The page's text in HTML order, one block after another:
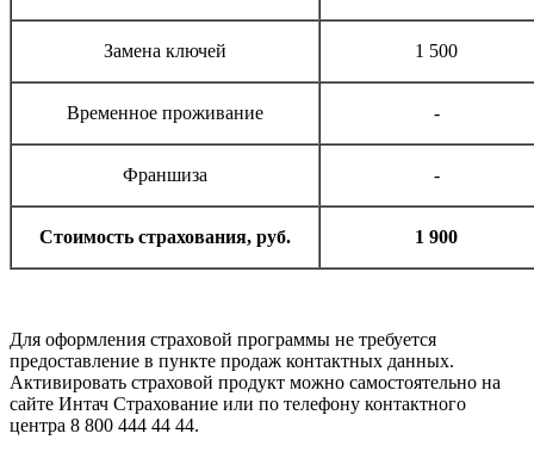
Замена ключей 1 500
Временное проживание -
Франшиза -
Стоимость страхования, руб. 1 900
Для оформления страховой программы не требуется
предоставление в пункте продаж контактных данных.
Активировать страховой продукт можно самостоятельно на
сайте Интач Страхование или по телефону контактного
центра 8 800 444 44 44.